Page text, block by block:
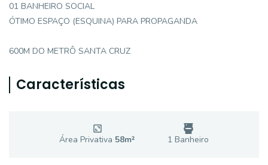
01 BANHEIRO SOCIAL
ÓTIMO ESPAÇO (ESQUINA) PARA PROPAGANDA
600M DO METRÔ SANTA CRUZ
Características
Área Privativa 58m² 1 Banheiro